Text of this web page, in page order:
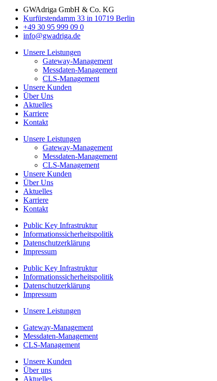
GWAdriga GmbH & Co. KG
Kurfürstendamm 33 in 10719 Berlin
+49 30 95 999 09 0
info@gwadriga.de
Unsere Leistungen
Gateway-Management
Messdaten-Management
CLS-Management
Unsere Kunden
Über Uns
Aktuelles
Karriere
Kontakt
Unsere Leistungen
Gateway-Management
Messdaten-Management
CLS-Management
Unsere Kunden
Über Uns
Aktuelles
Karriere
Kontakt
Public Key Infrastruktur
Informationssicherheitspolitik
Datenschutzerklärung
Impressum
Public Key Infrastruktur
Informationssicherheitspolitik
Datenschutzerklärung
Impressum
Unsere Leistungen
Gateway-Management
Messdaten-Management
CLS-Management
Unsere Kunden
Über uns
Aktuelles